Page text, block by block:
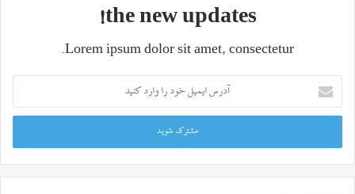
the new updates!
Lorem ipsum dolor sit amet, consectetur.
ایمیل
خود
وارد
کنید